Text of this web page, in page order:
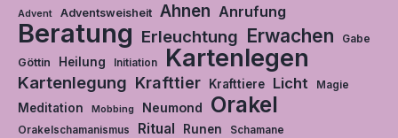
Advent Adventsweisheit Ahnen Anrufung
Beratung Erleuchtung Erwachen Gabe
Göttin Heilung Initiation Kartenlegen
Kartenlegung Krafttier Krafttiere Licht Magie
Meditation Mobbing Neumond Orakel
Orakelschamanismus Ritual Runen
Schamane